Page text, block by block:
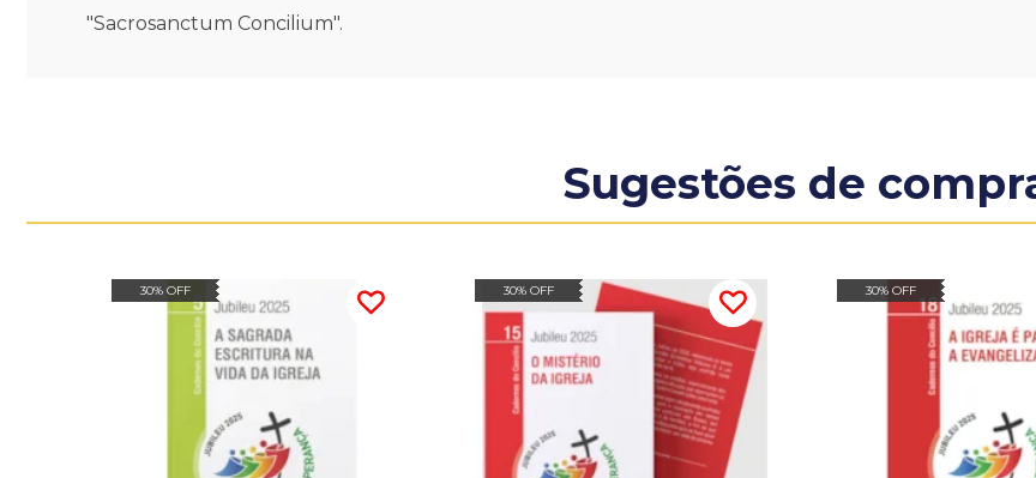
"Sacrosanctum Concilium".
Sugestões de
30% OFF 30% OFF 30% OFF